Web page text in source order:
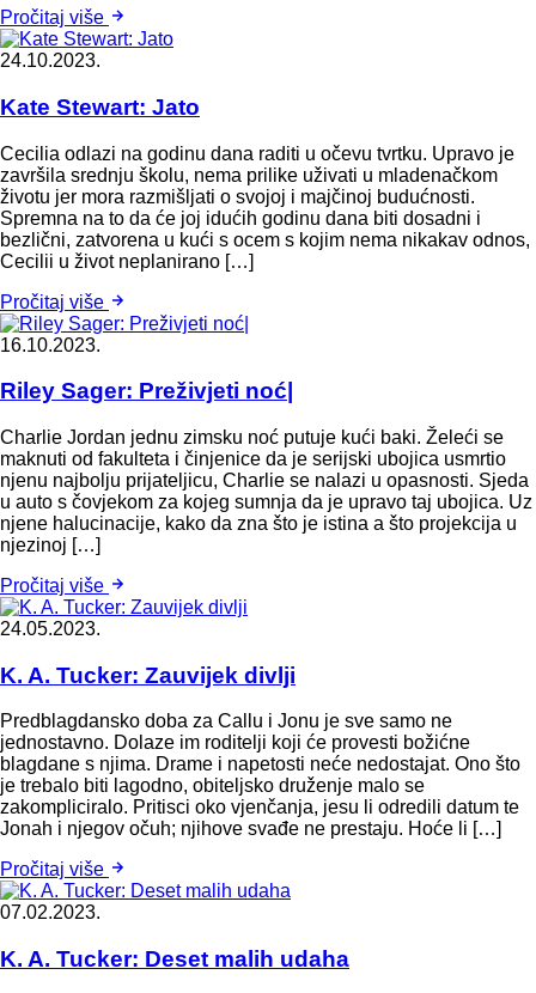
Pročitaj više
24.10.2023.
Kate Stewart: Jato
Cecilia odlazi na godinu dana raditi u očevu tvrtku. Upravo je
završila srednju školu, nema prilike uživati u mladenačkom
životu jer mora razmišljati o svojoj i majčinoj budućnosti.
Spremna na to da će joj idućih godinu dana biti dosadni i
bezlični, zatvorena u kući s ocem s kojim nema nikakav odnos,
Cecilii u život neplanirano […]
Pročitaj više
16.10.2023.
Riley Sager: Preživjeti noć|
Charlie Jordan jednu zimsku noć putuje kući baki. Želeći se
maknuti od fakulteta i činjenice da je serijski ubojica usmrtio
njenu najbolju prijateljicu, Charlie se nalazi u opasnosti. Sjeda
u auto s čovjekom za kojeg sumnja da je upravo taj ubojica. Uz
njene halucinacije, kako da zna što je istina a što projekcija u
njezinoj […]
Pročitaj više
24.05.2023.
K. A. Tucker: Zauvijek divlji
Predblagdansko doba za Callu i Jonu je sve samo ne
jednostavno. Dolaze im roditelji koji će provesti božićne
blagdane s njima. Drame i napetosti neće nedostajat. Ono što
je trebalo biti lagodno, obiteljsko druženje malo se
zakompliciralo. Pritisci oko vjenčanja, jesu li odredili datum te
Jonah i njegov očuh; njihove svađe ne prestaju. Hoće li […]
Pročitaj više
07.02.2023.
K. A. Tucker: Deset malih udaha